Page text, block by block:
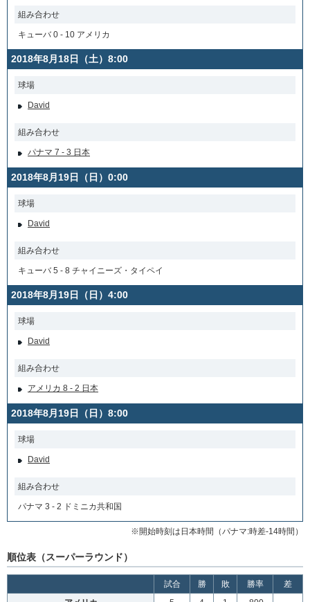
組み合わせ
キューバ 0 - 10 アメリカ
2018年8月18日（土）8:00
球場
David
組み合わせ
パナマ 7 - 3 日本
2018年8月19日（日）0:00
球場
David
組み合わせ
キューバ 5 - 8 チャイニーズ・タイペイ
2018年8月19日（日）4:00
球場
David
組み合わせ
アメリカ 8 - 2 日本
2018年8月19日（日）8:00
球場
David
組み合わせ
パナマ 3 - 2 ドミニカ共和国
※開始時刻は日本時間（パナマ:時差-14時間）
順位表（スーパーラウンド）
試合 勝 敗 勝率
差